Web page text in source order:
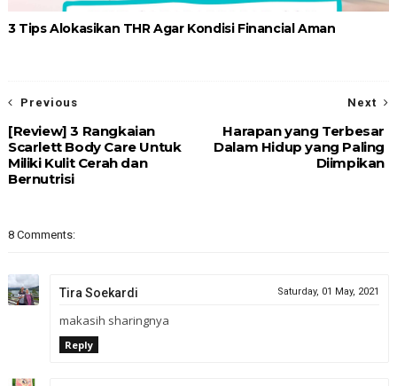
3 Tips Alokasikan THR Agar Kondisi Financial Aman
Next
Harapan yang Terbesar
Dalam Hidup yang Paling
Diimpikan
Previous
[Review] 3 Rangkaian
Scarlett Body Care Untuk
Miliki Kulit Cerah dan
Bernutrisi
8 Comments:
Tira Soekardi Saturday, 01 May, 2021
makasih sharingnya
Reply